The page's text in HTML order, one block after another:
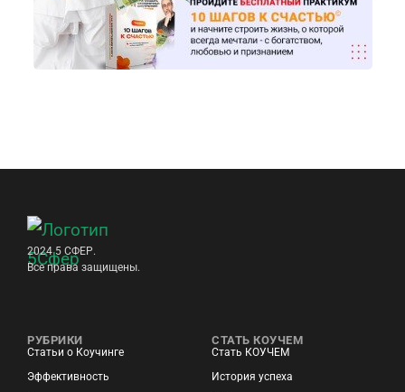
2024 5 СФЕР.
Все права защищены.
РУБРИКИ
Статьи о Коучинге
Эффективность
СТАТЬ КОУЧЕМ
Стать КОУЧЕМ
История успеха